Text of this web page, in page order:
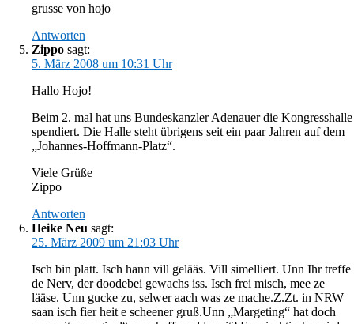
grusse von hojo
Antworten
Zippo sagt:
5. März 2008 um 10:31 Uhr
Hallo Hojo!
Beim 2. mal hat uns Bundeskanzler Adenauer die Kongresshalle
spendiert. Die Halle steht übrigens seit ein paar Jahren auf dem
„Johannes-Hoffmann-Platz“.
Viele Grüße
Zippo
Antworten
Heike Neu sagt:
25. März 2009 um 21:03 Uhr
Isch bin platt. Isch hann vill gelääs. Vill simelliert. Unn Ihr treffe
de Nerv, der doodebei gewachs iss. Isch frei misch, mee ze
lääse. Unn gucke zu, selwer aach was ze mache.Z.Zt. in NRW
saan isch fier heit e scheener gruß.Unn „Margeting“ hat doch